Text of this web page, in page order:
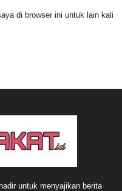
di browser ini untuk lain kali
untuk menyajikan berita